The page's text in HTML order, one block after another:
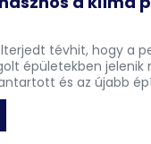
tévhit, hogy a
épületekben jelenik
és az újabb